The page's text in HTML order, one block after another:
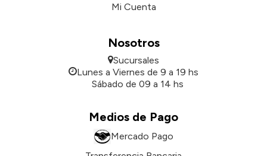
Mi Cuenta
Nosotros
Sucursales
Lunes a Viernes de 9 a 19 hs
Sábado de 09 a 14 hs
Medios de Pago
Mercado Pago